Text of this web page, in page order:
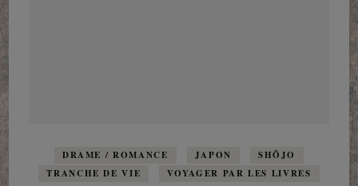
DRAME / ROMANCE JAPON
SHÔJO
TRANCHE DE VIE
VOYAGER PAR LES LIVRES